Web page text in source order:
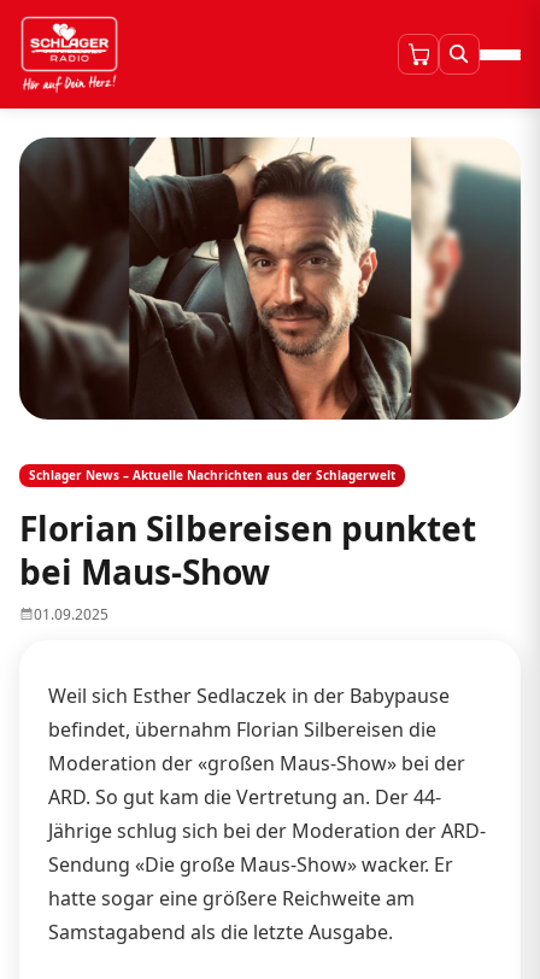
Schlager News – Aktuelle Nachrichten aus der Schlagerwelt
Florian Silbereisen punktet
bei Maus-Show
01.09.2025
Weil sich Esther Sedlaczek in der Babypause
befindet, übernahm Florian Silbereisen die
Moderation der «großen Maus-Show» bei der
ARD. So gut kam die Vertretung an. Der 44-
Jährige schlug sich bei der Moderation der ARD-
Sendung «Die große Maus-Show» wacker. Er
hatte sogar eine größere Reichweite am
Samstagabend als die letzte Ausgabe.